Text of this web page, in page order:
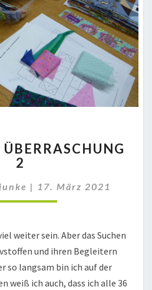
–
ÜBERRASCHUNG
ÜBERRASCHUNG
2
| 17. März 2021
weiter sein. Aber das Suchen
und ihren Begleitern
so langsam bin ich auf der
weiß ich auch, dass ich alle 36